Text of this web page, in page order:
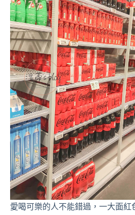
愛喝可樂的人不能錯過，一大面紅